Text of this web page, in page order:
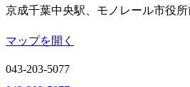
京成千葉中央駅、モノレール市役
マップを開く
043-203-5077